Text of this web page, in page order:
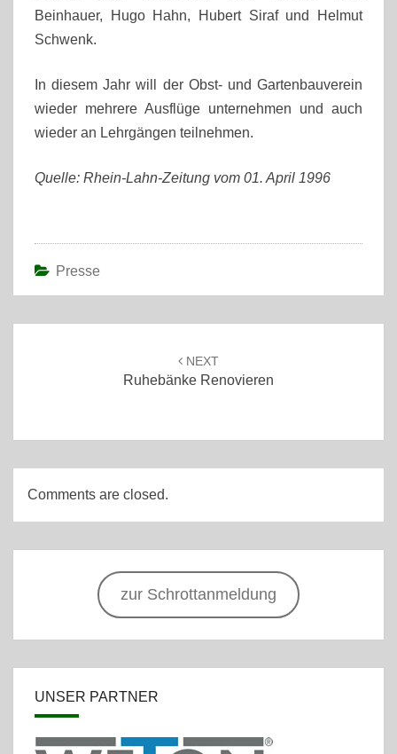
Beinhauer, Hugo Hahn, Hubert Siraf und Helmut
Schwenk.
In diesem Jahr will der Obst- und Gartenbauverein
wieder mehrere Ausflüge unternehmen und auch
wieder an Lehrgängen teilnehmen.
Quelle: Rhein-Lahn-Zeitung vom 01. April 1996
Presse
NEXT
Ruhebänke Renovieren
Comments are closed.
zur Schrottanmeldung
UNSER PARTNER